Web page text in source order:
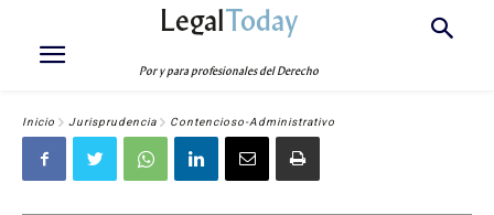
LegalToday
Por y para profesionales del Derecho
Inicio Jurisprudencia Contencioso-Administrativo